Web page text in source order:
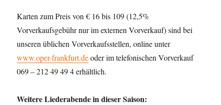
Karten zum Preis von € 16 bis 109 (12,5%
Vorverkaufsgebühr nur im externen Vorverkauf) sind bei
unseren üblichen Vorverkaufsstellen, online unter
www.oper-frankfurt.deoder im telefonischen Vorverkauf
069 – 212 49 49 4 erhältlich.
Weitere Liederabende in dieser Saison: